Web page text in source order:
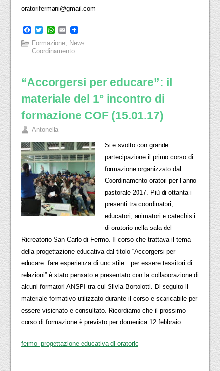
oratorifermani@gmail.com
Facebook
TwitterWhatsApp
Email
Formazione, News
Coordinamento
“Accorgersi per educare”: il
materiale del 1° incontro di
formazione COF (15.01.17)
Antonella
Si è svolto con grande
partecipazione il primo corso di
formazione organizzato dal
Coordinamento oratori per l’anno
pastorale 2017. Più di ottanta i
presenti tra coordinatori,
educatori, animatori e catechisti
di oratorio nella sala del
Ricreatorio San Carlo di Fermo. Il corso che trattava il tema
della progettazione educativa dal titolo “Accorgersi per
educare: fare esperienza di uno stile…per essere tessitori di
relazioni” è stato pensato e presentato con la collaborazione di
alcuni formatori ANSPI tra cui Silvia Bortolotti. Di seguito il
materiale formativo utilizzato durante il corso e scaricabile per
essere visionato e consultato. Ricordiamo che il prossimo
corso di formazione è previsto per domenica 12 febbraio.
fermo_progettazione educativa di oratorio